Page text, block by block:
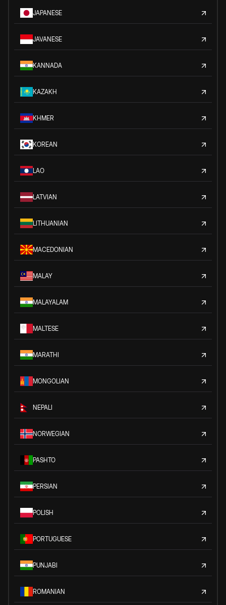
JAPANESE
JAVANESE
KANNADA
KAZAKH
KHMER
KOREAN
LAO
LATVIAN
LITHUANIAN
MACEDONIAN
MALAY
MALAYALAM
MALTESE
MARATHI
MONGOLIAN
NEPALI
NORWEGIAN
PASHTO
PERSIAN
POLISH
PORTUGUESE
PUNJABI
ROMANIAN